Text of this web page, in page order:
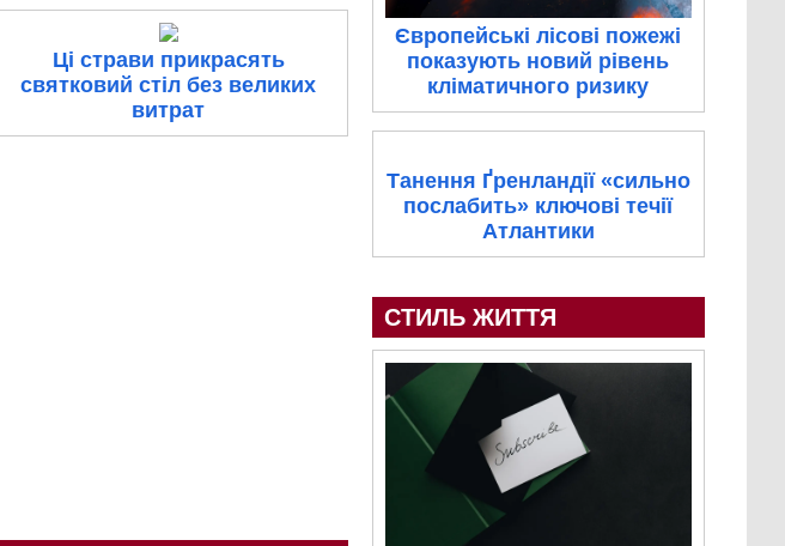
Ці страви прикрасять
святковий стіл без великих
витрат
Європейські лісові пожежі
показують новий рівень
кліматичного ризику
Танення Ґренландії «сильно
послабить» ключові течії
Атлантики
СТИЛЬ ЖИТТЯ